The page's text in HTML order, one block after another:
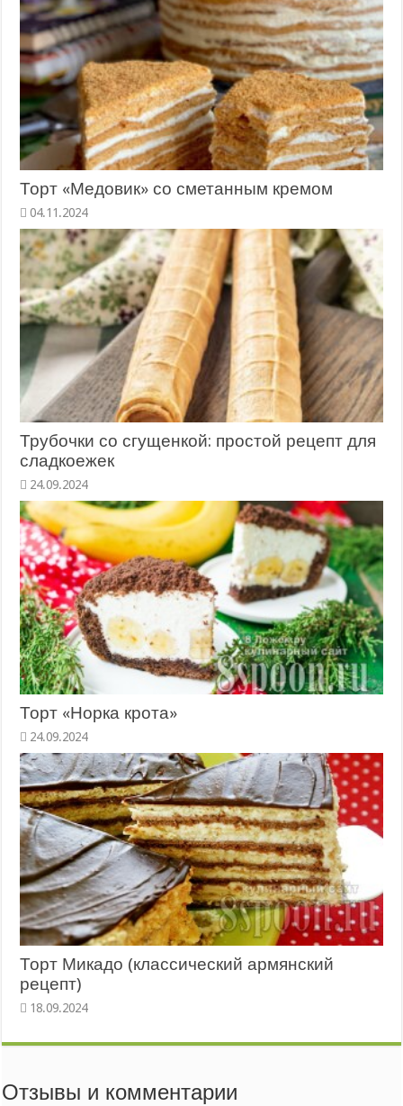
Торт «Медовик» со сметанным кремом
Трубочки со сгущенкой: простой рецепт для
сладкоежек
Торт «Норка крота»
Торт Микадо (классический армянский
рецепт)
Отзывы и комментарии